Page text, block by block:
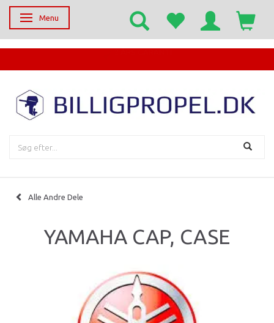
Skifte navigation
Menu
Alle Andre Dele
YAMAHA CAP, CASE